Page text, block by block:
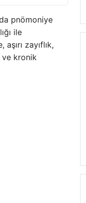
pnömoniye
ile
zayıflık,
ve kronik